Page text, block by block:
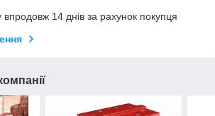
14 днів за рахунок покупця